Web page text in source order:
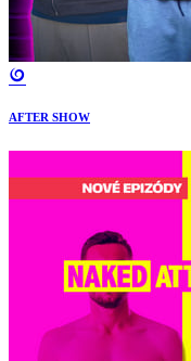
AFTER SHOW